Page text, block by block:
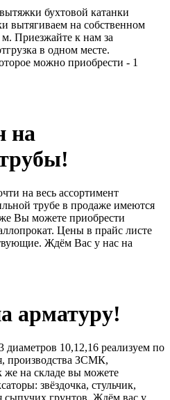
бухтовой катанки
вытягиваем на собственном
Приезжайте к нам за
в одном месте.
можно приобрести - 1
на
на весь ассортимент
трубе в продаже имеются
Вы можете приобрести
Цены в прайс листе
Ждём Вас у нас на
арматуру!
диаметров 10,12,16 реализуем по
производства ЗСМК,
на складе вы можете
звёздочка, стульчик,
сыпучих грунтов. Ждём вас у